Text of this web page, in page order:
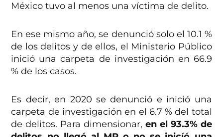
México tuvo al menos una víctima de delito.
En ese mismo año, se denunció solo el 10.1 %
de los delitos y de ellos, el Ministerio Público
inició una carpeta de investigación en 66.9
% de los casos.
Es decir, en 2020 se denunció e inició una
carpeta de investigación en el 6.7 % del total
de delitos. Para dimensionar, en el 93.3% de